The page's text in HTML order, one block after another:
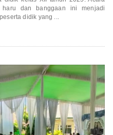
dan banggaan ini menjadi
didik yang ...